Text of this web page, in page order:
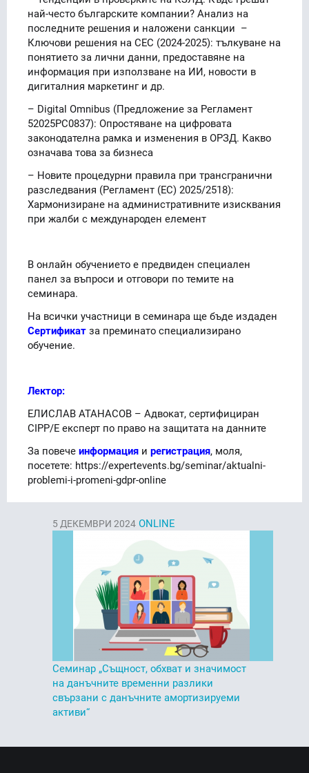
най-често българските компании? Анализ на
последните решения и наложени санкции –
Ключови решения на СЕС (2024-2025): тълкуване на
понятието за лични данни, предоставяне на
информация при използване на ИИ, новости в
дигиталния маркетинг и др.
– Digital Omnibus (Предложение за Регламент
52025PC0837): Опростяване на цифровата
законодателна рамка и изменения в ОРЗД. Какво
означава това за бизнеса
– Новите процедурни правила при трансгранични
разследвания (Регламент (ЕС) 2025/2518):
Хармонизиране на административните изисквания
при жалби с международен елемент
В онлайн обучението е предвиден специален
панел за въпроси и отговори по темите на
семинара.
На всички участници в семинара ще бъде издаден
Сертификат за преминато специализирано
обучение.
Лектор:
ЕЛИСЛАВ АТАНАСОВ – Адвокат, сертифициран
CIPP/E експерт по право на защитата на данните
За повече информация и регистрация, моля,
посетете: https://expertevents.bg/seminar/aktualni-
problemi-i-promeni-gdpr-online
5 ДЕКЕМВРИ 2024 ONLINE
Семинар „Същност, обхват и значимост
на данъчните временни разлики
свързани с данъчните амортизируеми
активи“